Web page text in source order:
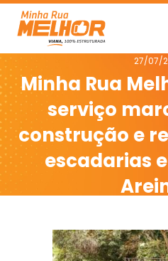
27/07/
Minha Rua
serviço
construção e
escadarias